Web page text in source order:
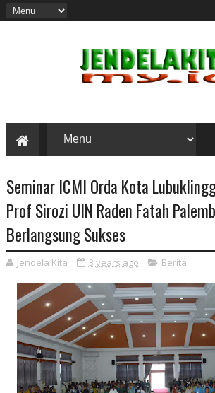
Seminar ICMI Orda Kota
Prof Sirozi UIN Raden Fatah
Berlangsung Sukses
Jendela Kita 3 years ago Berita